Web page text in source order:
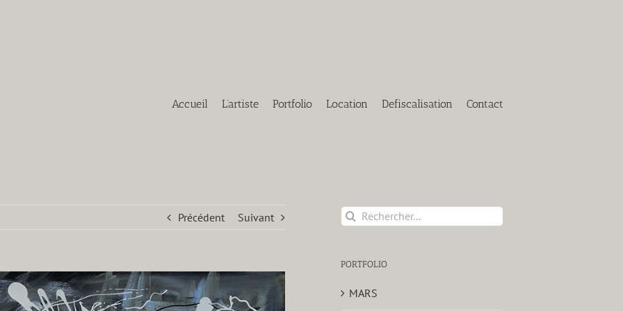
Accueil L’artiste Portfolio Location Defiscalisation Contact
Précédent Suivant Rechercher:
PORTFOLIO
MARS